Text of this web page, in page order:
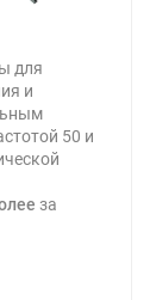
для
и
50 и
за